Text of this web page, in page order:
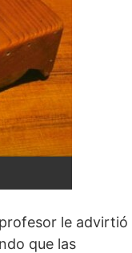
le advirtió
que las